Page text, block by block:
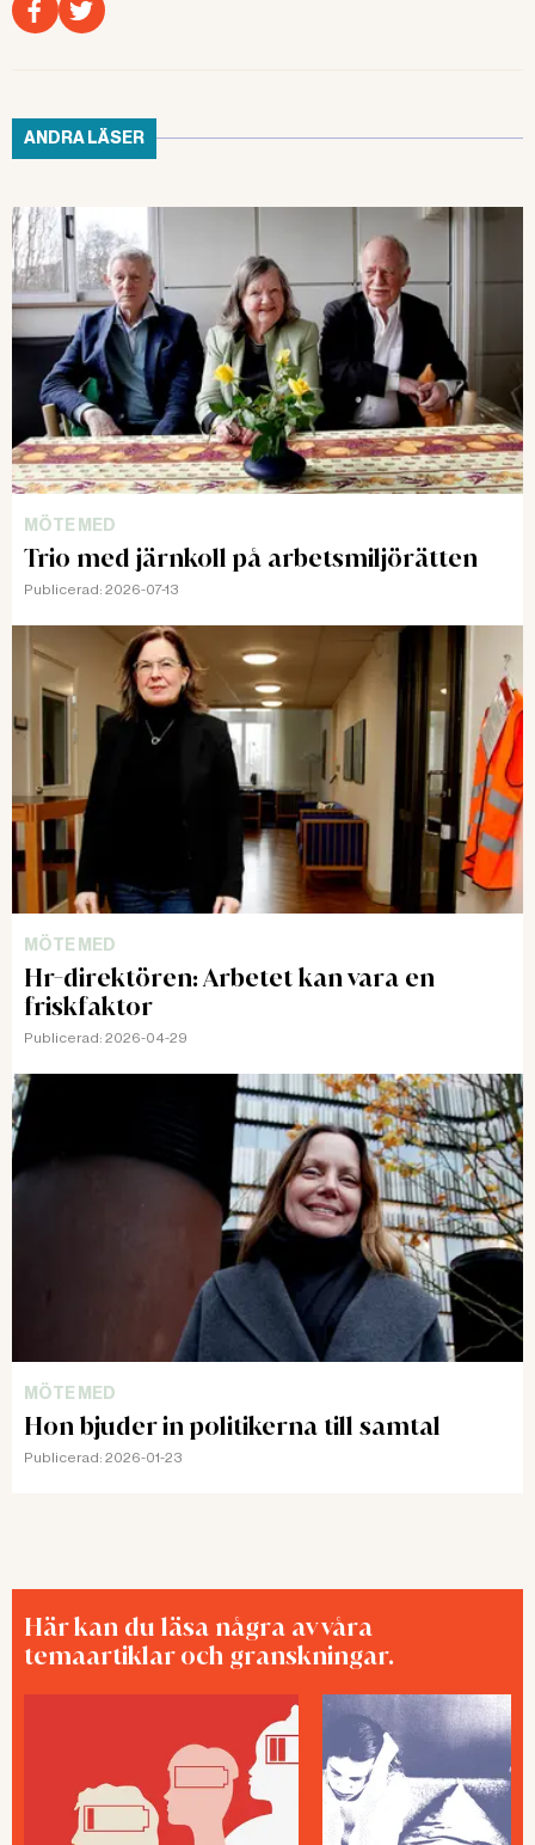
ANDRA LÄSER
MÖTE MED
Trio med järnkoll på arbetsmiljörätten
Publicerad: 2026-07-13
MÖTE MED
Hr-direktören: Arbetet kan vara en
friskfaktor
Publicerad: 2026-04-29
MÖTE MED
Hon bjuder in politikerna till samtal
Publicerad: 2026-01-23
Här kan du läsa några av våra
temaartiklar och granskningar.